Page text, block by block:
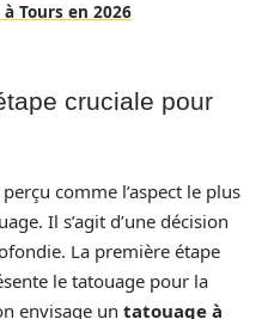
Tours en 2026
cruciale pour
comme l’aspect le plus
Il s’agit d’une décision
La première étape
le tatouage pour la
envisage un tatouage à